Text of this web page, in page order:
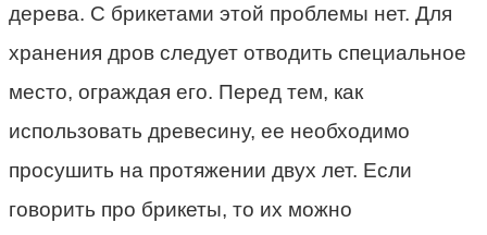
дерева. С брикетами этой проблемы нет. Для
хранения дров следует отводить специальное
место, ограждая его. Перед тем, как
использовать древесину, ее необходимо
просушить на протяжении двух лет. Если
говорить про брикеты, то их можно